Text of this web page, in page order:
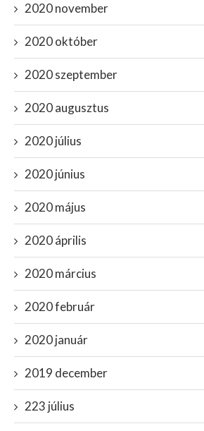
2020 november
2020 október
2020 szeptember
2020 augusztus
2020 július
2020 június
2020 május
2020 április
2020 március
2020 február
2020 január
2019 december
223 július